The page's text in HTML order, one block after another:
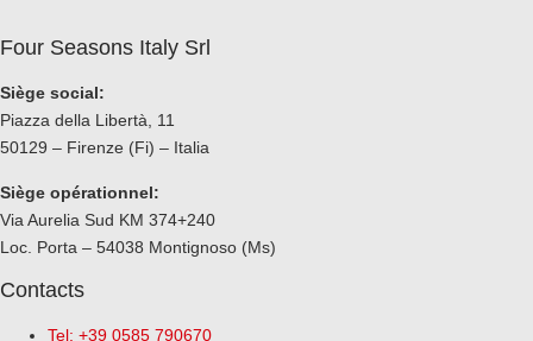
Four Seasons Italy Srl
Siège social:
Piazza della Libertà, 11
50129 – Firenze (Fi) – Italia
Siège opérationnel:
Via Aurelia Sud KM 374+240
Loc. Porta – 54038 Montignoso (Ms)
Contacts
Tel: +39 0585 790670